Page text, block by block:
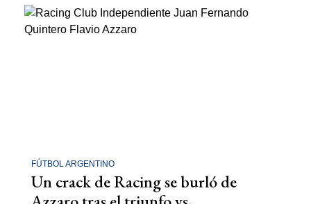
FÚTBOL ARGENTINO
Un crack de Racing se burló de